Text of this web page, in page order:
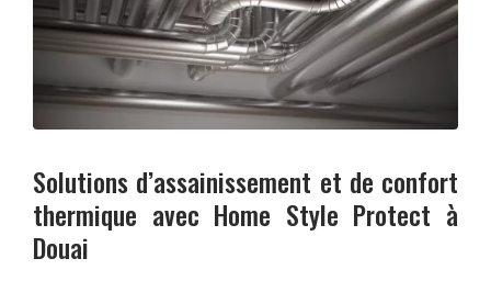
Solutions d’assainissement et de confort
thermique avec Home Style Protect à
Douai